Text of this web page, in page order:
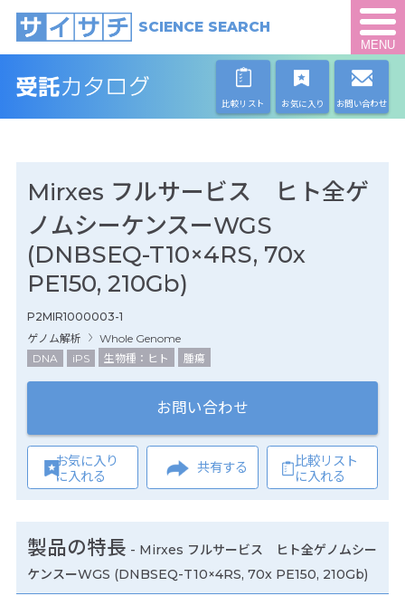
SCIENCE SEARCH
MENU
比較リスト お気に入り お問い合わせ
Mirxes フルサービス ヒト全ゲ
ノムシーケンスーWGS
(DNBSEQ-T10×4RS, 70x
PE150, 210Gb)
P2MIR1000003-1
ゲノム解析
Whole Genome
DNA
iPS 生物種：ヒト 腫瘍
お問い合わせ
お気に入り
に入れる
共有する
比較リスト
に入れる
製品の特長 - Mirxes フルサービス ヒト全ゲノムシー
ケンスーWGS (DNBSEQ-T10×4RS, 70x PE150, 210Gb)